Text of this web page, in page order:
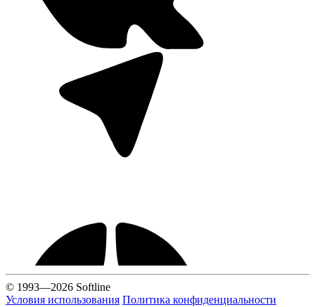
© 1993—2026 Softline
Условия использования Политика конфиденциальности